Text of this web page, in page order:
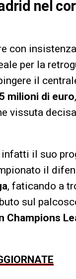
nel
con
per la
il
milioni di euro
vissuta
infatti il suo
il
, faticando a
sul
Champions